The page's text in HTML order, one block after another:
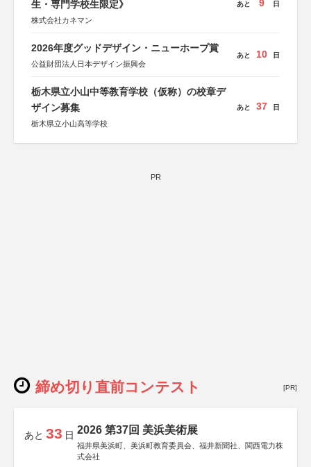
生・専門学校生限定》
株式会社カネマン
あと 9 日
2026年度グッドデザイン・ニューホープ賞
公益財団法人日本デザイン振興会
あと 10 日
栃木県立小山中等教育学校（仮称）の校章デ
ザイン募集
栃木県立小山高等学校
あと 37 日
PR
締め切り直前コンテスト [PR]
あと 33 日 2026 第37回 美浜美術展
福井県美浜町、美浜町教育委員会、福井新聞社、関西電力株
式会社